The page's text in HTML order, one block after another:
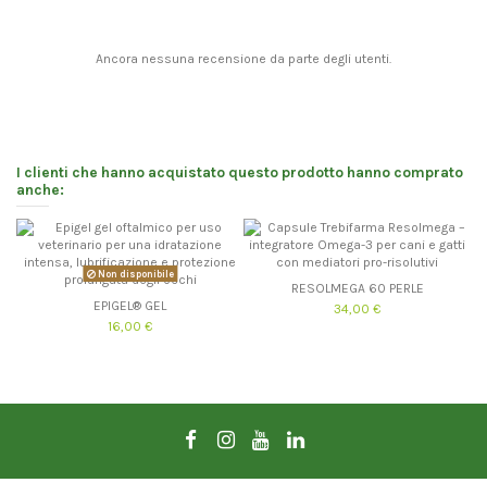
Ancora nessuna recensione da parte degli utenti.
I clienti che hanno acquistato questo prodotto hanno comprato
anche:
Non disponibile
EPIGEL® GEL
16,00 €
RESOLMEGA 60 PERLE
34,00 €